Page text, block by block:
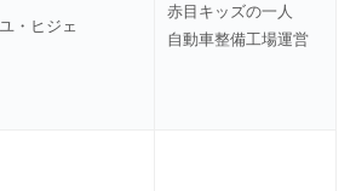
ユ・ヒジェ
赤目キッズの一人
自動車整備工場運営